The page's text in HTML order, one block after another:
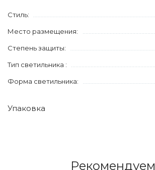
Стиль:
Место размещения:
Степень защиты:
Тип светильника :
Форма светильника:
Упаковка
Рекомендуем